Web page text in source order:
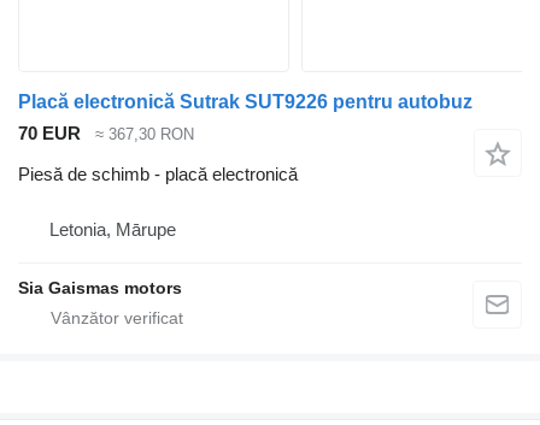
Placă electronică Sutrak SUT9226 pentru autobuz
70 EUR
≈ 367,30 RON
Piesă de schimb - placă electronică
Letonia, Mārupe
Sia Gaismas motors